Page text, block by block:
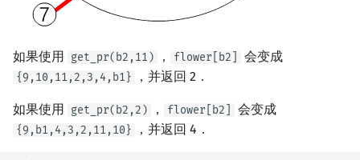
如果使用 get_pr(b2,11) ， flower[b2] 会变成
{9,10,11,2,3,4,b1} ，并返回 2．
如果使用 get_pr(b2,2) ， flower[b2] 会变成
{9,b1,4,3,2,11,10} ，并返回 4．